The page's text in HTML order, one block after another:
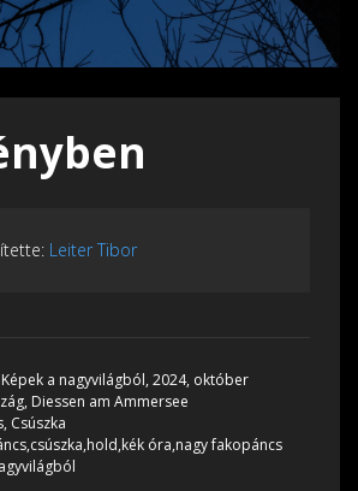
Leiter Tibor
a nagyvilágból, 2024, október
Diessen am Ammersee
Csúszka
óra,nagy fakopáncs